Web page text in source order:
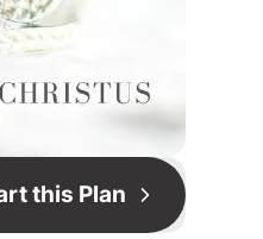
this Plan